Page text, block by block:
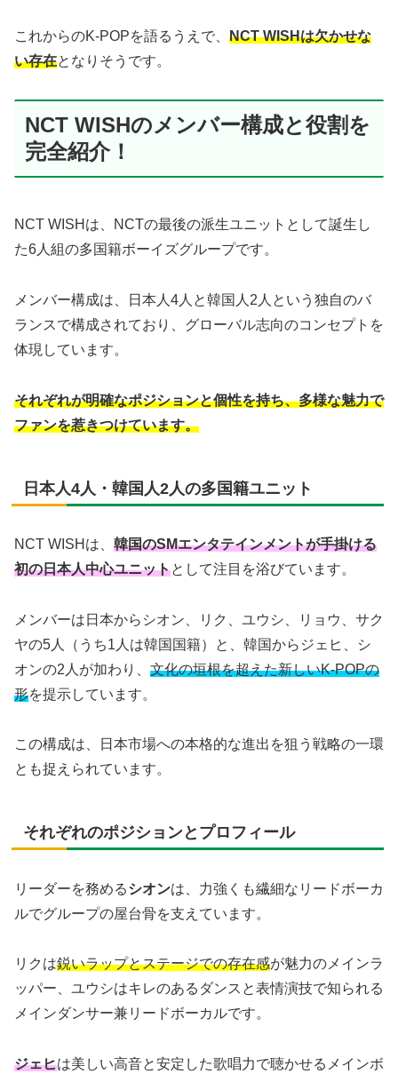
これからのK-POPを語るうえで、 NCT WISHは欠かせな
い存在となりそうです。
NCT WISHのメンバー構成と役割を
完全紹介！
NCT WISHは、NCTの最後の派生ユニットとして誕生し
た6人組の多国籍ボーイズグループです。
メンバー構成は、日本人4人と韓国人2人という独自のバ
ランスで構成されており、グローバル志向のコンセプトを
体現しています。
それぞれが明確なポジションと個性を持ち、多様な魅力で
ファンを惹きつけています。
日本人4人・韓国人2人の多国籍ユニット
NCT WISHは、 韓国のSMエンタテインメントが手掛ける
初の日本人中心ユニットとして注目を浴びています。
メンバーは日本からシオン、リク、ユウシ、リョウ、サク
ヤの5人（うち1人は韓国国籍）と、韓国からジェヒ、シ
オンの2人が加わり、 文化の垣根を超えた新しいK-POPの
形を提示しています。
この構成は、日本市場への本格的な進出を狙う戦略の一環
とも捉えられています。
それぞれのポジションとプロフィール
リーダーを務めるシオンは、力強くも繊細なリードボーカ
ルでグループの屋台骨を支えています。
リクは鋭いラップとステージでの存在感が魅力のメインラ
ッパー、ユウシはキレのあるダンスと表情演技で知られる
メインダンサー兼リードボーカルです。
ジェヒは美しい高音と安定した歌唱力で聴かせるメインボ